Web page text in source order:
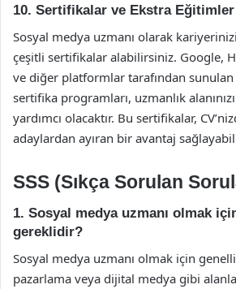
10. Sertifikalar ve Ekstra Eğitimler
Sosyal medya uzmanı olarak
çeşitli sertifikalar alabilirsiniz. Google,
ve diğer platformlar tarafından
sertifika programları, uzmanlık
yardımcı olacaktır. Bu sertifikalar,
adaylardan ayıran bir avantaj
SSS (Sıkça Sorulan
1. Sosyal medya uzmanı olmak
gereklidir?
Sosyal medya uzmanı olmak için
pazarlama veya dijital medya gibi